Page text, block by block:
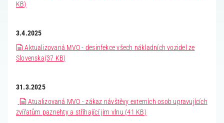
KB)
3.4.2025
document
Aktualizovaná MVO - desinfekce všech nákladních vozidel ze
Slovenska(37 KB)
31.3.2025
document
Atualizovaná MVO - zákaz návštěvy externích osob upravujících
zvířatům paznehty a stříhající jim vlnu (41 KB)